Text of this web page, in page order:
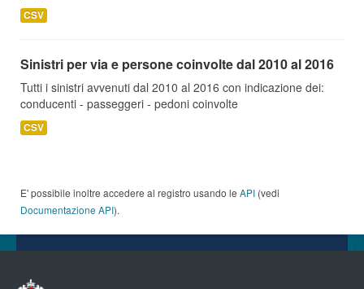
CSV
Sinistri per via e persone coinvolte dal 2010 al 2016
Tutti i sinistri avvenuti dal 2010 al 2016 con indicazione dei:
conducenti - passeggeri - pedoni coinvolte
CSV
E' possibile inoltre accedere al registro usando le API (vedi
Documentazione API).